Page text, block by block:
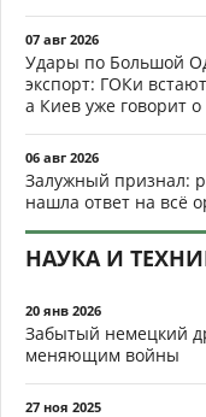
07 авг 2026
Удары по Большой
экспорт: ГОКи
а Киев уже говорит
06 авг 2026
Залужный признал:
нашла ответ на всё
НАУКА И
20 янв 2026
Забытый немецкий
меняющим войны
27 ноя 2025